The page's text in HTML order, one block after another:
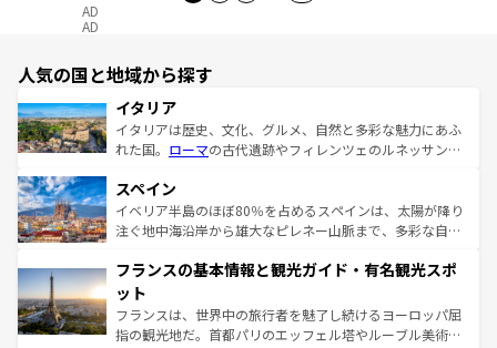
AD
AD
人気の国と地域から探す
イタリア
イタリアは歴史、文化、グルメ、自然と多彩な魅力にあふ
れた国。 ローマの古代遺跡やフィレンツェのルネッサンス
ろん、トスカーナの美しい田園風景やアマルフィ海岸の絶
景など、自然景観も見逃せない。観光の合間には、本場の
ピザやパスタなど、絶品のイタリア料理を堪能することも
ませてくれるイタリアで、忘れられない旅をしてみよう！
なお、新着のイタリア情報は
しい。
スペイン
イベリア半島のほぼ80％を占めるスペインは、太陽が降り
注ぐ地中海沿岸から雄大なピレネー山脈まで、多彩な自然
文化が根付くこの国では、情熱的なフラメンコ、熱気あふ
れる闘牛、そして美味しいタパスが生活の一部となってい
る。首都マドリードの洗練された雰囲気や、バルセロナの
アートに溢れた街角から、地方では古代ローマ遺跡や中世
フランスの基本情報と観光ガイド・有名観光スポ
ット
フランスは、世界中の旅行者を魅了し続けるヨーロッパ屈
指の観光地だ。首都パリのエッフェル塔やルーブル美術館